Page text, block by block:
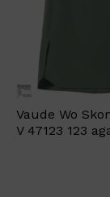
Vaude Wo
V 47123 123